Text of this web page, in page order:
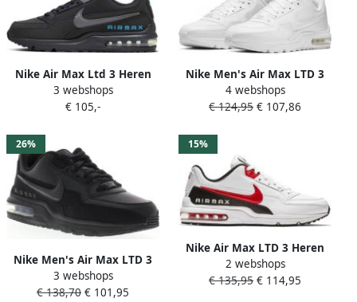
Nike Air Max Ltd 3 Heren
Sneakers Ct2275-002 Kleur
Zwart
3 webshops
€ 105,-
Nike Men's Air Max LTD 3
Heren Sneakers White
White-White
4 webshops
€ 124,95 € 107,86
26%
Nike Men's Air Max LTD 3
Heren Sneakers Black Black-
Black
3 webshops
€ 138,70 € 101,95
15%
Nike Air Max LTD 3 Heren
Sneakers White Univ Red-
Black
2 webshops
€ 135,95 € 114,95